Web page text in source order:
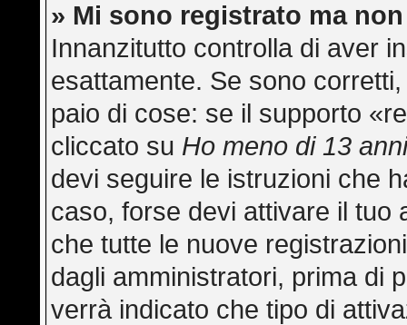
» Mi sono registrato ma
Innanzitutto controlla di aver
esattamente. Se sono
paio di cose: se il supporto
cliccato su Ho meno di 13
devi seguire le istruzioni che
caso, forse devi attivare il tuo
che tutte le nuove
dagli amministratori, prima di
verrà indicato che tipo di